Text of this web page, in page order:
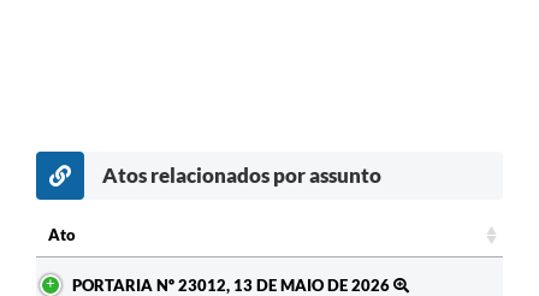
Atos relacionados por assunto
Ato
PORTARIA Nº 23012, 13 DE MAIO DE 2026